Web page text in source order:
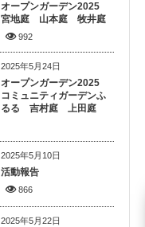
オープンガーデン2025
宮地庭 山本庭 牧井庭
992
2025年5月24日
オープンガーデン2025
コミュニティガーデンふ
るる 吉村庭 上田庭
2025年5月10日
活動報告
866
2025年5月22日